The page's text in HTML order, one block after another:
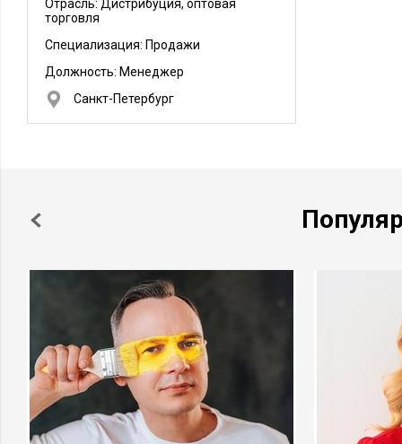
Отрасль: Дистрибуция, оптовая
торговля
Специализация: Продажи
Должность: Менеджер
Санкт-Петербург